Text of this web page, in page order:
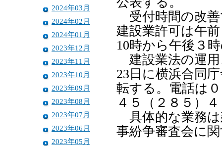
2024年03月
2024年02月
2024年01月
2023年12月
2023年11月
2023年10月
2023年09月
2023年08月
2023年07月
2023年06月
2023年05月
受付時間の改善
建設業許可は午
10時から午後３
建設業法の運用
23日に横浜合同
転する。電話は
４５（２８５）
具体的な業務は
事紛争審査会に